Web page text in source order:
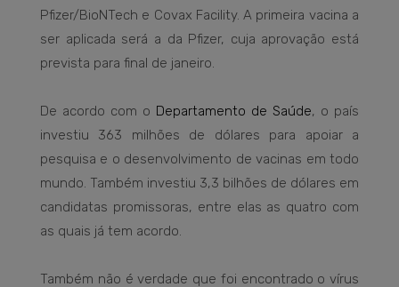
Pfizer/BioNTech e Covax Facility. A primeira vacina a
ser aplicada será a da Pfizer, cuja aprovação está
prevista para final de janeiro.
De acordo com o Departamento de Saúde, o país
investiu 363 milhões de dólares para apoiar a
pesquisa e o desenvolvimento de vacinas em todo
mundo. Também investiu 3,3 bilhões de dólares em
candidatas promissoras, entre elas as quatro com
as quais já tem acordo.
Também não é verdade que foi encontrado o vírus